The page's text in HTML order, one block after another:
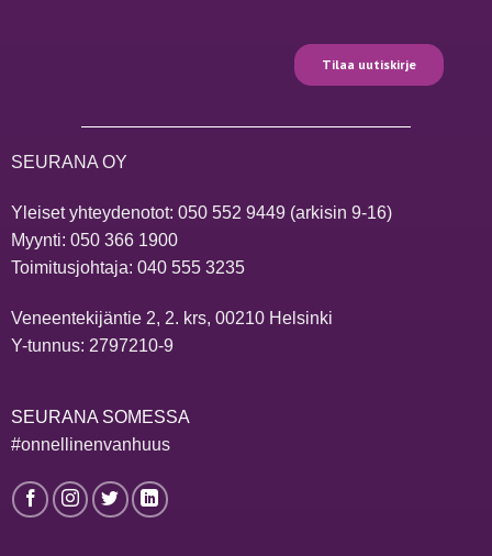
SEURANA OY
Yleiset yhteydenotot: 050 552 9449(arkisin 9-16)
Myynti: 050 366 1900
Toimitusjohtaja: 040 555 3235
Veneentekijäntie 2, 2. krs, 00210 Helsinki
Y-tunnus: 2797210-9
SEURANA SOMESSA
#onnellinenvanhuus